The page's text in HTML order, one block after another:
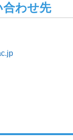
合わせ先